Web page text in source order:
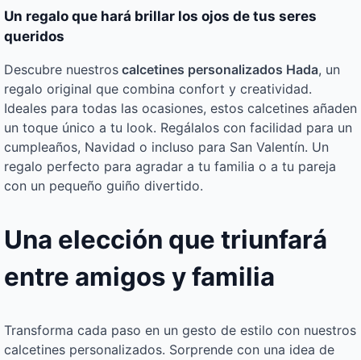
Un regalo que hará brillar los ojos de tus seres
queridos
Descubre nuestros calcetines personalizados Hada, un
regalo original que combina confort y creatividad.
Ideales para todas las ocasiones, estos calcetines añaden
un toque único a tu look. Regálalos con facilidad para un
cumpleaños, Navidad o incluso para San Valentín. Un
regalo perfecto para agradar a tu familia o a tu pareja
con un pequeño guiño divertido.
Una elección que triunfará
entre amigos y familia
Transforma cada paso en un gesto de estilo con nuestros
calcetines personalizados. Sorprende con una idea de